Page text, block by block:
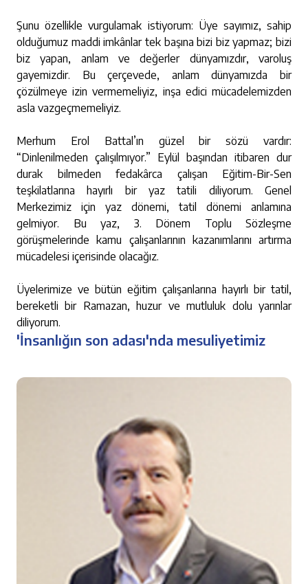
'İnsanlığın son adası'nda mesuliyetimiz
Şunu özellikle vurgulamak istiyorum: Üye sayımız, sahip
olduğumuz maddi imkânlar tek başına bizi biz yapmaz; bizi
biz yapan, anlam ve değerler dünyamızdır, varoluş
gayemizdir. Bu çerçevede, anlam dünyamızda bir
çözülmeye izin vermemeliyiz, inşa edici mücadelemizden
asla vazgeçmemeliyiz.
Merhum Erol Battal’ın güzel bir sözü vardır:
“Dinlenilmeden çalışılmıyor.” Eylül başından itibaren dur
durak bilmeden fedakârca çalışan Eğitim-Bir-Sen
teşkilatlarına hayırlı bir yaz tatili diliyorum. Genel
Merkezimiz için yaz dönemi, tatil dönemi anlamına
gelmiyor. Bu yaz, 3. Dönem Toplu Sözleşme
görüşmelerinde kamu çalışanlarının kazanımlarını artırma
mücadelesi içerisinde olacağız.
Üyelerimize ve bütün eğitim çalışanlarına hayırlı bir tatil,
bereketli bir Ramazan, huzur ve mutluluk dolu yarınlar
diliyorum.